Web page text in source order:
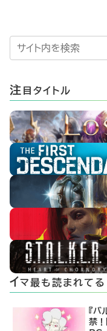
注 目タイトル
イマ最も読まれてる
『バ
禁